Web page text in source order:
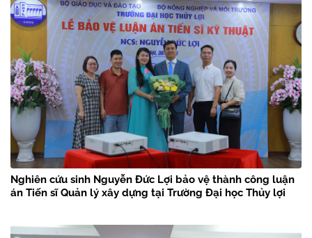
Nghiên cứu sinh Nguyễn Đức Lợi bảo vệ thành công luận
án Tiến sĩ Quản lý xây dựng tại Trường Đại học Thủy lợi